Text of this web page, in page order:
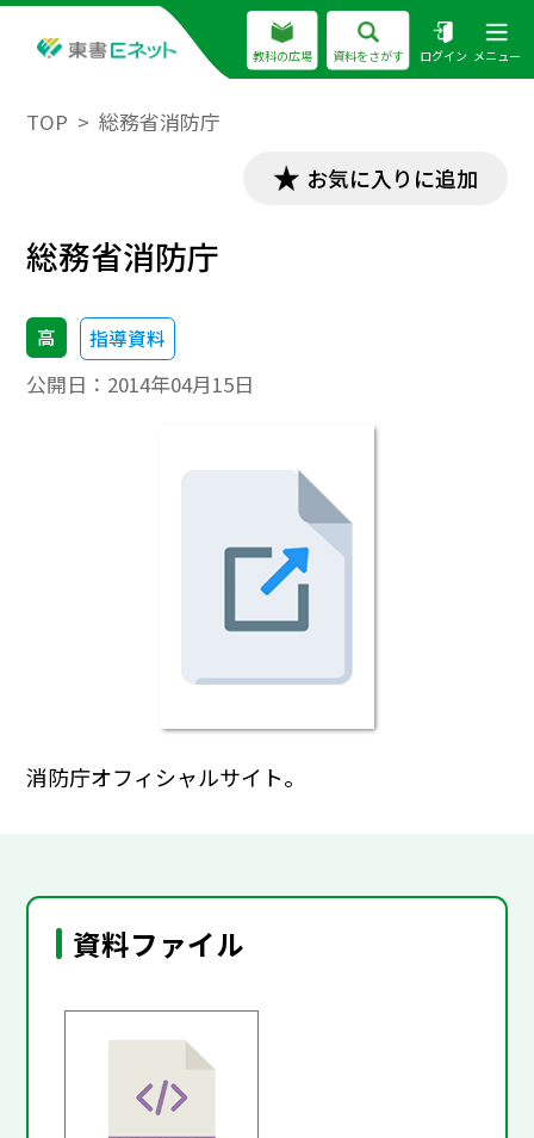
教科の広場 資料をさがす ログイン メニュー
TOP 総務省消防庁
お気に入りに追加
総務省消防庁
高 指導資料
公開日： 2014年04月15日
消防庁オフィシャルサイト。
資料ファイル